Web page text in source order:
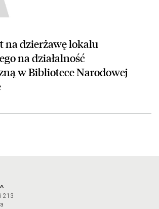
na dzierżawę lokalu
na działalność
w Bibliotece Narodowej
godziny
213